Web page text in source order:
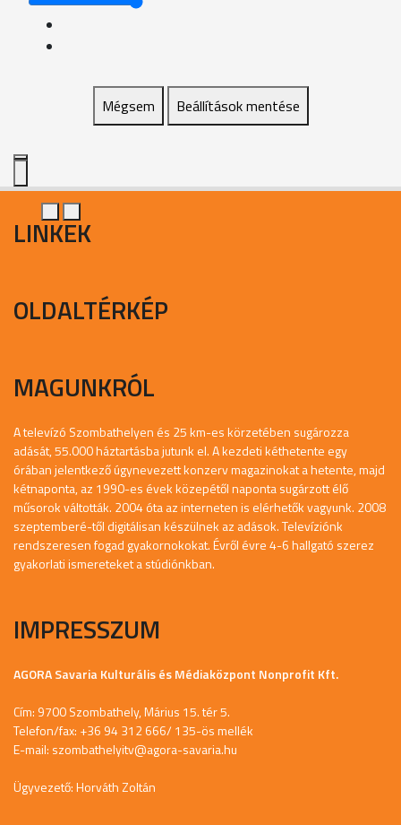
Mégsem Beállítások mentése
LINKEK
OLDALTÉRKÉP
MAGUNKRÓL
A televízó Szombathelyen és 25 km-es körzetében sugározza
adását, 55.000 háztartásba jutunk el. A kezdeti kéthetente egy
órában jelentkező úgynevezett konzerv magazinokat a hetente, majd
kétnaponta, az 1990-es évek közepétől naponta sugárzott élő
műsorok váltották. 2004 óta az interneten is elérhetők vagyunk. 2008
szeptemberé-től digitálisan készülnek az adások. Televíziónk
rendszeresen fogad gyakornokokat. Évről évre 4-6 hallgató szerez
gyakorlati ismereteket a stúdiónkban.
IMPRESSZUM
AGORA Savaria Kulturális és Médiaközpont Nonprofit Kft.
Cím: 9700 Szombathely, Márius 15. tér 5.
Telefon/fax: +36 94 312 666/ 135-ös mellék
E-mail: szombathelyitv@agora-savaria.hu
Ügyvezető: Horváth Zoltán